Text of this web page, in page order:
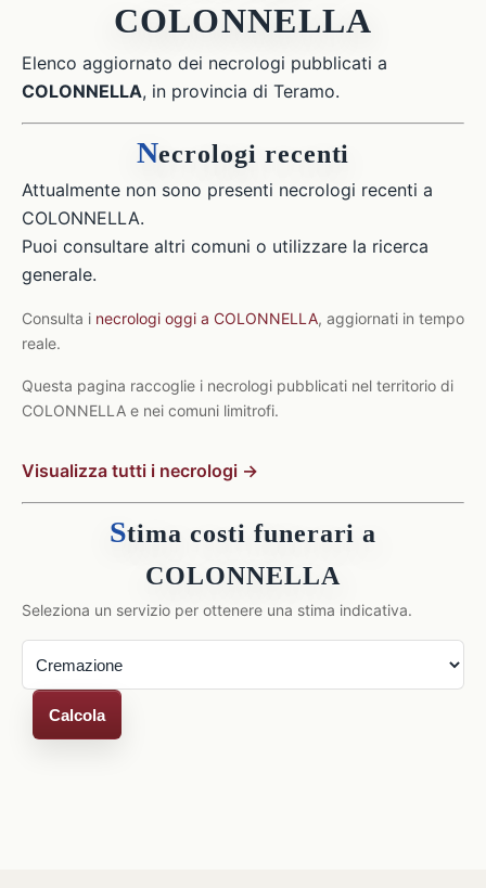
COLONNELLA
Elenco aggiornato dei necrologi pubblicati a
COLONNELLA, in provincia di Teramo.
Necrologi recenti
Attualmente non sono presenti necrologi recenti a
COLONNELLA.
Puoi consultare altri comuni o utilizzare la ricerca
generale.
Consulta i necrologi oggi a COLONNELLA, aggiornati in tempo
reale.
Questa pagina raccoglie i necrologi pubblicati nel territorio di
COLONNELLA e nei comuni limitrofi.
Visualizza tutti i necrologi →
Stima costi funerari a
COLONNELLA
Seleziona un servizio per ottenere una stima indicativa.
Calcola